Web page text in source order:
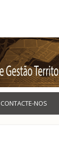
CONTACTE-NOS